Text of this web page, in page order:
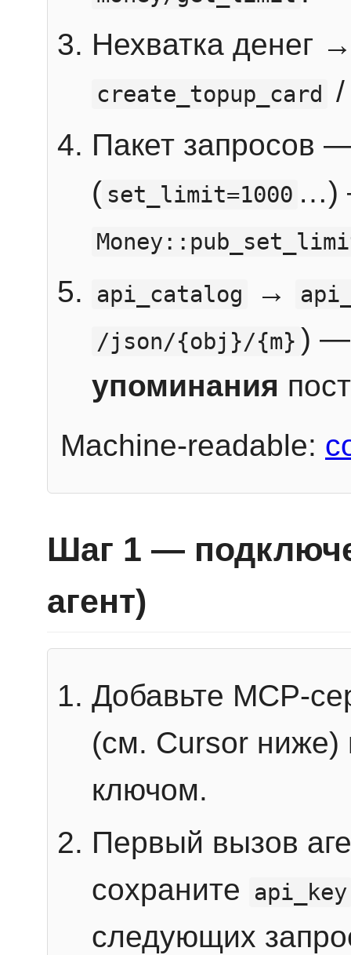
Нехватка денег
create_topup_card
Пакет запросов
( set_limit=1000 …)
api_catalog
→
/json/{obj}/{m} ) —
упоминания
Machine-readable:
Шаг 1 —
агент)
Добавьте MCP-
(см. Cursor ниже)
ключом.
Первый вызов
сохраните
api_key
следующих